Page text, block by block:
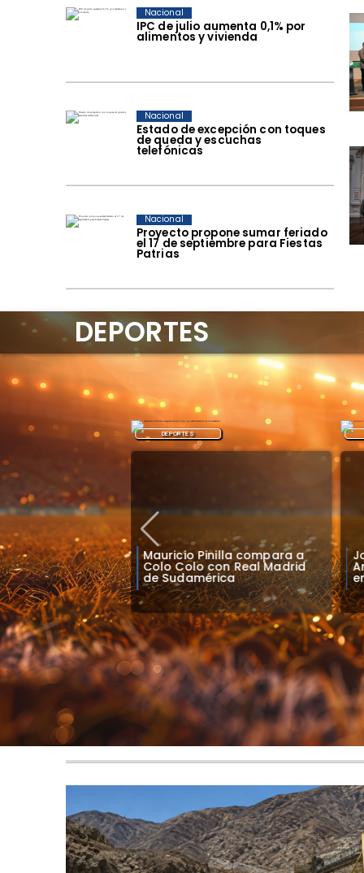
IPC de julio aumenta 0,1% por
alimentos y vivienda
Nacional
Estado de excepción con toques
de queda y escuchas
telefónicas
Nacional
Proyecto propone sumar feriado
el 17 de septiembre para Fiestas
Patrias
Nacional
transmitirá
Colo Colo en
y México
Mauricio Pinilla compara a
Colo Colo con Real Madrid
de Sudamérica
DEPORTES
DEPORTES